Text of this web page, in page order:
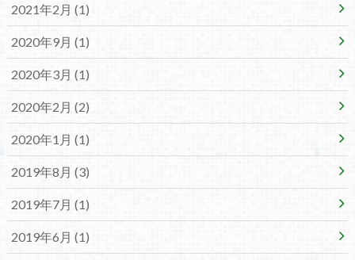
2021年2月 (1)
2020年9月 (1)
2020年3月 (1)
2020年2月 (2)
2020年1月 (1)
2019年8月 (3)
2019年7月 (1)
2019年6月 (1)